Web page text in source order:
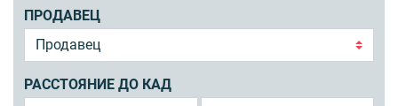
ПРОДАВЕЦ
РАССТОЯНИЕ ДО КАД